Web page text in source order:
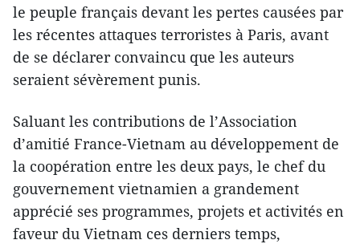
le peuple français devant les pertes causées par
les récentes attaques terroristes à Paris, avant
de se déclarer convaincu que les auteurs
seraient sévèrement punis.
Saluant les contributions de l’Association
d’amitié France-Vietnam au développement de
la coopération entre les deux pays, le chef du
gouvernement vietnamien a grandement
apprécié ses programmes, projets et activités en
faveur du Vietnam ces derniers temps,